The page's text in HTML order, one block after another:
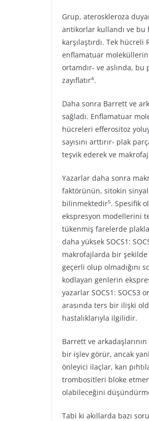
Grup, ateroskleroza
antikorlar kullandı ve bu
karşılaştırdı. Tek
enflamatuar moleküllerin
ortamdır- ve aslında,
zayıflatır4.
Daha sonra Barrett ve
sağladı. Enflamatuar
hücreleri efferositoz
sayısını arttırır- plak
teşvik ederek ve
Yazarlar daha sonra
faktörünün, sitokin
bilinmektedir5. Spesifik
ekspresyon modellerini
tükenmiş farelerde
daha yüksek SOCS1:
makrofajlarda bir
geçerli olup olmadığını
kodlayan genlerin
yazarlar SOCS1:
arasında ters bir ilişki
hastalıklarıyla ilgilidir.
Barrett ve
bir işlev görür, ancak
önleyici ilaçlar, kan
trombositleri bloke
olabileceğini
Tabi ki akıllarda bazı